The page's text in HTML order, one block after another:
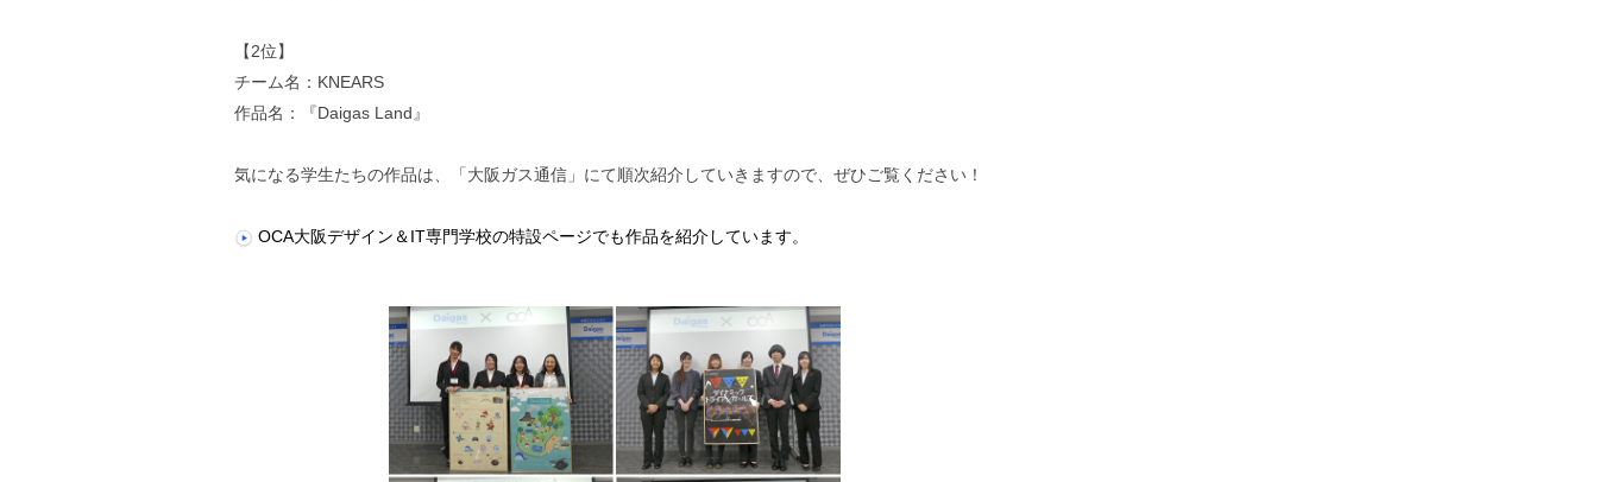
【2位】
チーム名：KNEARS
作品名：『Daigas Land』
気になる学生たちの作品は、「大阪ガス通信」にて順次紹介していきますので、ぜひご覧ください！
OCA大阪デザイン＆IT専門学校の特設ページでも作品を紹介しています。